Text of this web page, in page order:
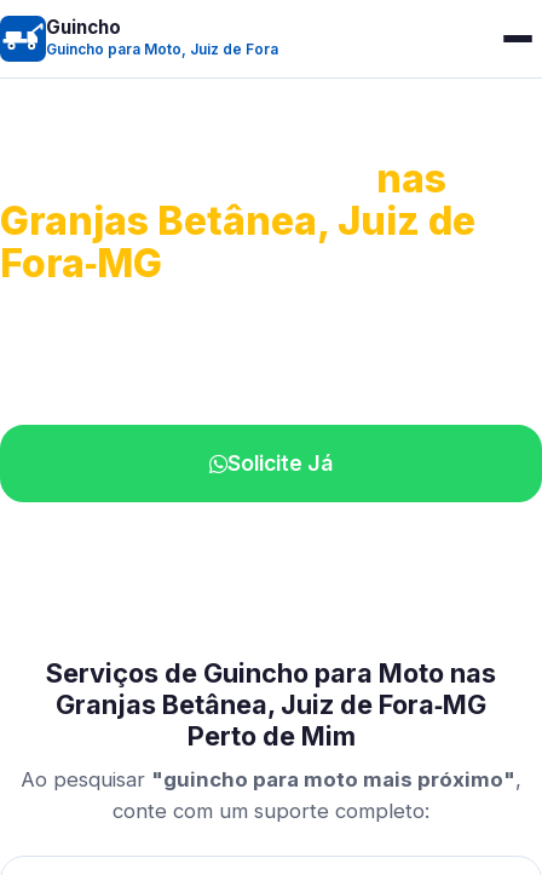
Guincho
Guincho para Moto, Juiz de Fora
nas
Granjas Betânea, Juiz de
Fora‑MG
Solicite Já
Serviços de Guincho para Moto nas
Granjas Betânea, Juiz de Fora‑MG
Perto de Mim
Ao pesquisar "guincho para moto mais próximo",
conte com um suporte completo: